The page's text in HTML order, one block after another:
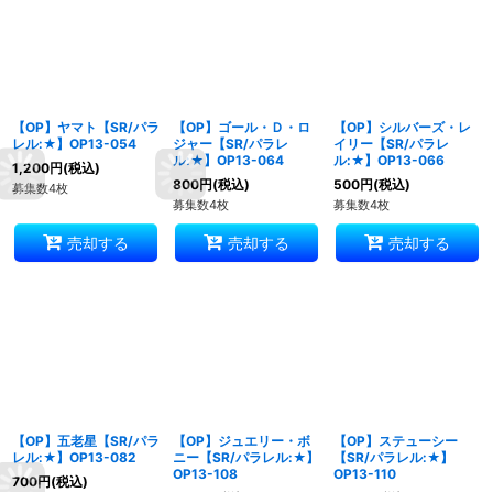
【OP】ヤマト【SR/パラ
レル:★】OP13-054
1,200円(税込)
募集数4枚
売却する
【OP】ゴール・Ｄ・ロ
ジャー【SR/パラレ
ル:★】OP13-064
800円(税込)
募集数4枚
売却する
【OP】シルバーズ・レ
イリー【SR/パラレ
ル:★】OP13-066
500円(税込)
募集数4枚
売却する
【OP】五老星【SR/パラ
レル:★】OP13-082
700円(税込)
【OP】ジュエリー・ボ
ニー【SR/パラレル:★】
OP13-108
【OP】ステューシー
【SR/パラレル:★】
OP13-110